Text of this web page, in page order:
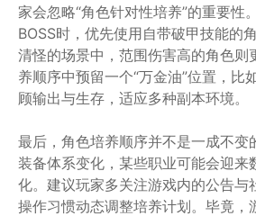
家会忽略“角色针对性培养”的重要性
BOSS时，优先使用自带破甲技能的
清怪的场景中，范围伤害高的角色则
养顺序中预留一个“万金油”位置，比
顾输出与生存，适应多种副本环境。
最后，角色培养顺序并不是一成不变
装备体系变化，某些职业可能会迎来
化。建议玩家多关注游戏内的公告与
操作习惯动态调整培养计划。毕竟，